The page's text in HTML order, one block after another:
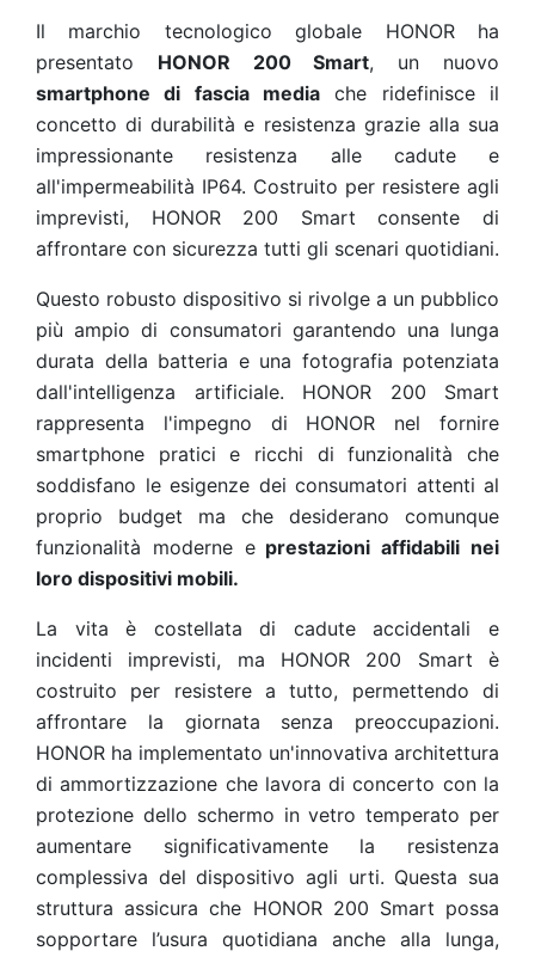
Il marchio tecnologico globale HONOR ha
presentato HONOR 200 Smart, un nuovo
smartphone di fascia media che ridefinisce il
concetto di durabilità e resistenza grazie alla sua
impressionante resistenza alle cadute e
all'impermeabilità IP64. Costruito per resistere agli
imprevisti, HONOR 200 Smart consente di
affrontare con sicurezza tutti gli scenari quotidiani.
Questo robusto dispositivo si rivolge a un pubblico
più ampio di consumatori garantendo una lunga
durata della batteria e una fotografia potenziata
dall'intelligenza artificiale. HONOR 200 Smart
rappresenta l'impegno di HONOR nel fornire
smartphone pratici e ricchi di funzionalità che
soddisfano le esigenze dei consumatori attenti al
proprio budget ma che desiderano comunque
funzionalità moderne eprestazioni affidabili nei
loro dispositivi mobili.
La vita è costellata di cadute accidentali e
incidenti imprevisti, ma HONOR 200 Smart è
costruito per resistere a tutto, permettendo di
affrontare la giornata senza preoccupazioni.
HONOR ha implementato un'innovativa architettura
di ammortizzazione che lavora di concerto con la
protezione dello schermo in vetro temperato per
aumentare significativamente la resistenza
complessiva del dispositivo agli urti. Questa sua
struttura assicura che HONOR 200 Smart possa
sopportare l’usura quotidiana anche alla lunga,